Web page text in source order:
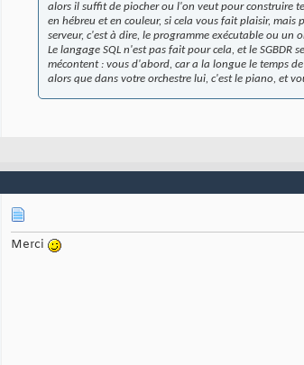
alors il suffit de piocher ou l'on veut pour construire
en hébreu et en couleur, si cela vous fait plaisir, mais
serveur, c'est à dire, le programme exécutable ou un
Le langage SQL n'est pas fait pour cela, et le SGBDR
mécontent : vous d'abord, car a la longue le temps
alors que dans votre orchestre lui, c'est le piano, et
Merci